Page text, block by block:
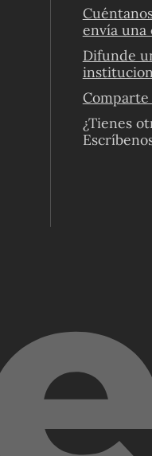
envía una
Difunde
¿Tienes